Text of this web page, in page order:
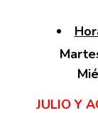
JULIO Y